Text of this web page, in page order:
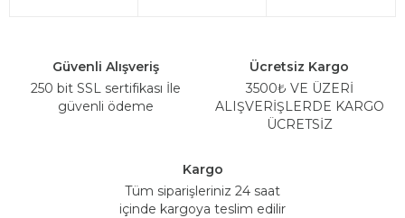
Güvenli Alışveriş
250 bit SSL sertifikası İle
güvenli ödeme
Ücretsiz Kargo
3500₺ VE ÜZERİ
ALIŞVERİŞLERDE KARGO
ÜCRETSİZ
Kargo
Tüm siparişleriniz 24 saat
içinde kargoya teslim edilir